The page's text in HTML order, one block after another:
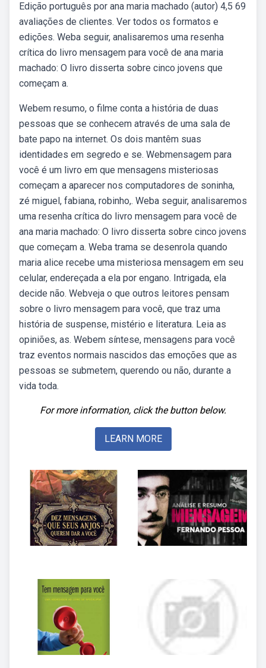
Edição português por ana maria machado (autor) 4,5 69
avaliações de clientes. Ver todos os formatos e
edições. Weba seguir, analisaremos uma resenha
crítica do livro mensagem para você de ana maria
machado: O livro disserta sobre cinco jovens que
começam a.
Webem resumo, o filme conta a história de duas
pessoas que se conhecem através de uma sala de
bate papo na internet. Os dois mantêm suas
identidades em segredo e se. Webmensagem para
você é um livro em que mensagens misteriosas
começam a aparecer nos computadores de soninha,
zé miguel, fabiana, robinho,. Weba seguir, analisaremos
uma resenha crítica do livro mensagem para você de
ana maria machado: O livro disserta sobre cinco jovens
que começam a. Weba trama se desenrola quando
maria alice recebe uma misteriosa mensagem em seu
celular, endereçada a ela por engano. Intrigada, ela
decide não. Webveja o que outros leitores pensam
sobre o livro mensagem para você, que traz uma
história de suspense, mistério e literatura. Leia as
opiniões, as. Webem síntese, mensagens para você
traz eventos normais nascidos das emoções que as
pessoas se submetem, querendo ou não, durante a
vida toda.
For more information, click the button below.
LEARN MORE